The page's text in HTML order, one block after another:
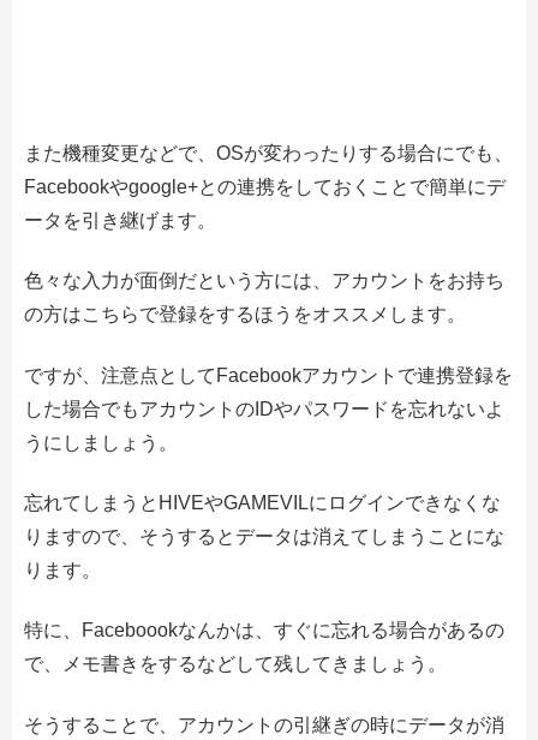
また機種変更などで、OSが変わったりする場合にでも、
Facebookやgoogle+との連携をしておくことで簡単にデ
ータを引き継げます。
色々な入力が面倒だという方には、アカウントをお持ち
の方はこちらで登録をするほうをオススメします。
ですが、注意点としてFacebookアカウントで連携登録を
した場合でもアカウントのIDやパスワードを忘れないよ
うにしましょう。
忘れてしまうとHIVEやGAMEVILにログインできなくな
りますので、そうするとデータは消えてしまうことにな
ります。
特に、Faceboookなんかは、すぐに忘れる場合があるの
で、メモ書きをするなどして残してきましょう。
そうすることで、アカウントの引継ぎの時にデータが消